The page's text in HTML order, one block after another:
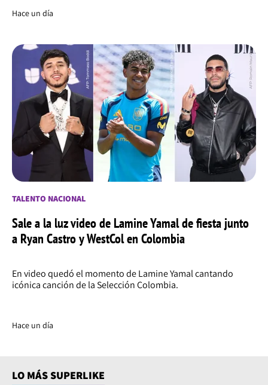
Hace un día
TALENTO NACIONAL
Sale a la luz video de Lamine Yamal de fiesta junto
a Ryan Castro y WestCol en Colombia
En video quedó el momento de Lamine Yamal cantando
icónica canción de la Selección Colombia.
Hace un día
LO MÁS SUPERLIKE